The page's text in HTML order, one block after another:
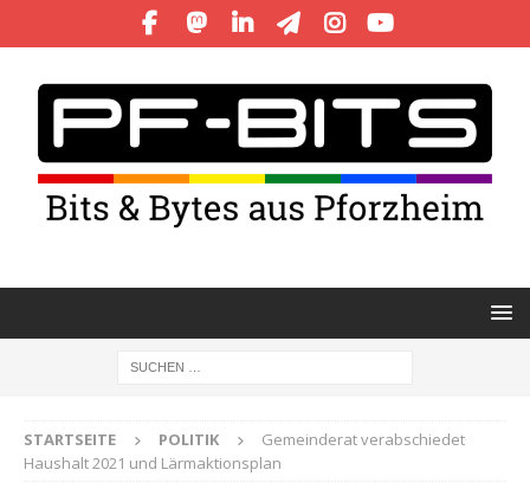
STARTSEITE POLITIK
Gemeinderat verabschiedet
Haushalt 2021 und Lärmaktionsplan